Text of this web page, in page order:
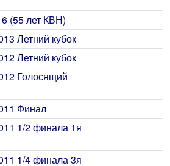
(55 лет КВН)
Летний кубок
Летний кубок
Голосящий
Финал
1/2 финала 1я
1/4 финала 3я